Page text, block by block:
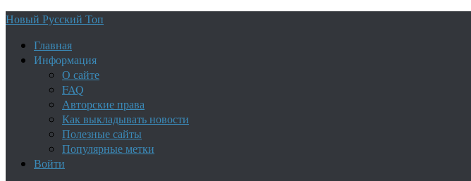
Новый Русский Топ
Главная
Информация
О сайте
FAQ
Авторские права
Как выкладывать новости
Полезные сайты
Популярные метки
Войти